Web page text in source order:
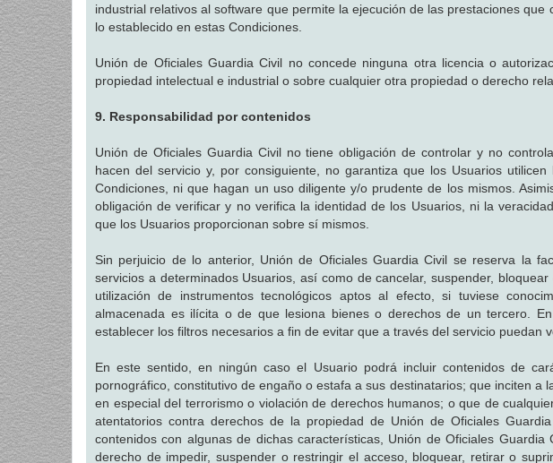
industrial relativos al software que permite la ejecución de las prestaciones
lo establecido en estas Condiciones.
Unión de Oficiales Guardia Civil no concede ninguna otra licencia o
propiedad intelectual e industrial o sobre cualquier otra propiedad o derecho
9. Responsabilidad por contenidos
Unión de Oficiales Guardia Civil no tiene obligación de controlar y no
hacen del servicio y, por consiguiente, no garantiza que los Usuarios
Condiciones, ni que hagan un uso diligente y/o prudente de los mismos.
obligación de verificar y no verifica la identidad de los Usuarios, ni la
que los Usuarios proporcionan sobre sí mismos.
Sin perjuicio de lo anterior, Unión de Oficiales Guardia Civil se reserva la
servicios a determinados Usuarios, así como de cancelar, suspender,
utilización de instrumentos tecnológicos aptos al efecto, si tuviese
almacenada es ilícita o de que lesiona bienes o derechos de un tercero.
establecer los filtros necesarios a fin de evitar que a través del servicio puedan
En este sentido, en ningún caso el Usuario podrá incluir contenidos de
pornográfico, constitutivo de engaño o estafa a sus destinatarios; que inciten a
en especial del terrorismo o violación de derechos humanos; o que de
atentatorios contra derechos de la propiedad de Unión de Oficiales
contenidos con algunas de dichas características, Unión de Oficiales
derecho de impedir, suspender o restringir el acceso, bloquear, retirar o